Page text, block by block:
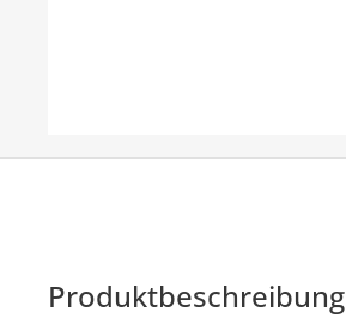
Produktbeschreibung